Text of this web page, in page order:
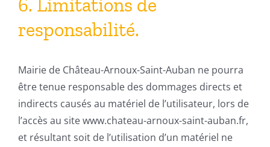
6. Limitations de
responsabilité.
Mairie de Château-Arnoux-Saint-Auban ne pourra
être tenue responsable des dommages directs et
indirects causés au matériel de l’utilisateur, lors de
l’accès au site www.chateau-arnoux-saint-auban.fr,
et résultant soit de l’utilisation d’un matériel ne